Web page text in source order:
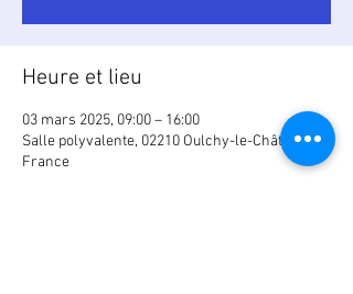
Heure et lieu
03 mars 2025, 09:00 – 16:00
Salle polyvalente, 02210 Oulchy-le-Château,
France